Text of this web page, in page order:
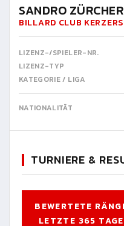
SANDRO ZÜRCHER
BILLARD CLUB KERZERS
LIZENZ-/SPIELER-NR.
LIZENZ-TYP
KATEGORIE / LIGA
NATIONALITÄT
TURNIERE &
BEWERTETE
LETZTE 365 TAGE